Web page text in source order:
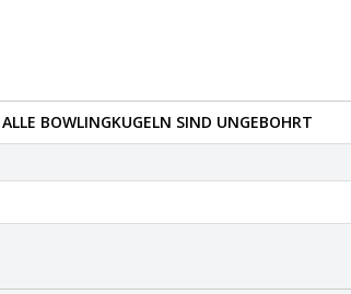
ALLE BOWLINGKUGELN SIND UNGEBOHRT